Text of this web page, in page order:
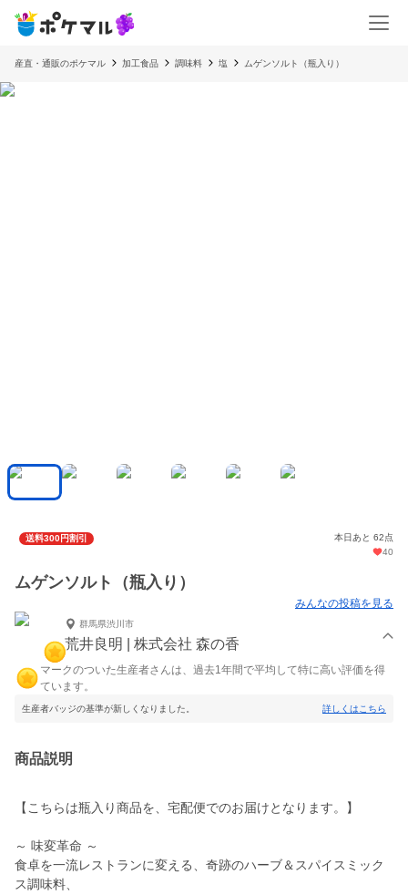
産直・通販のポケマル 加工食品 調味料 塩 ムゲンソルト（瓶入り）
送料300円割引
本日あと 62点
40
ムゲンソルト（瓶入り）
みんなの投稿を見る
群馬県渋川市
荒井良明 | 株式会社 森の香
マークのついた生産者さんは、過去1年間で平均して特に高い評価を得
ています。
生産者バッジの基準が新しくなりました。 詳しくはこちら
商品説明
【こちらは瓶入り商品を、宅配便でのお届けとなります。】
～ 味変革命 ～
食卓を一流レストランに変える、奇跡のハーブ＆スパイスミック
ス調味料、